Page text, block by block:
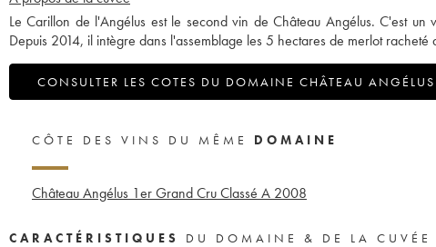
Le Carillon de l'Angélus est le second vin de Château Angélus. C'est
Depuis 2014, il intègre dans l'assemblage les 5 hectares de merlot racheté
CONSULTER LES COTES DU DOMAINE CHÂTEAU ANGÉLUS
CÔTE DES VINS DU MÊME
DOMAINE
Château Angélus 1er Grand Cru Classé A 2008
CARACTÉRISTIQUES DU DOMAINE & DE LA CUVÉE